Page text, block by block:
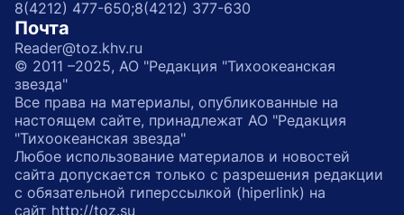
8(4212) 477-650;8(4212) 377-630
Почта
Reader@toz.khv.ru
© 2011 –2025, АО "Редакция "Тихоокеанская
звезда"
Все права на материалы, опубликованные на
настоящем сайте, принадлежат АО "Редакция
"Тихоокеанская звезда"
Любое использование материалов и новостей
сайта допускается только с разрешения редакции
с обязательной гиперссылкой (hiperlink) на
сайт http://toz.su